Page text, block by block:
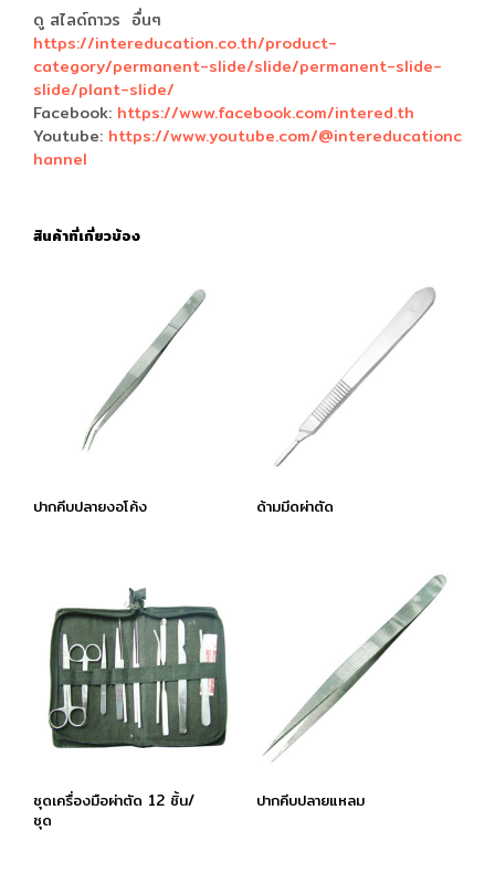
ดู สไลด์ถาวร อื่นๆ
https://intereducation.co.th/product-
category/permanent-slide/slide/permanent-slide-
slide/plant-slide/
Facebook: https://www.facebook.com/intered.th
Youtube: https://www.youtube.com/@intereducationc
hannel
สินค้าที่เกี่ยวข้อง
ปากคีบปลายงอโค้ง ด้ามมีดผ่าตัด
ชุดเครื่องมือผ่าตัด 12 ชิ้น/
ชุด
ปากคีบปลายแหลม